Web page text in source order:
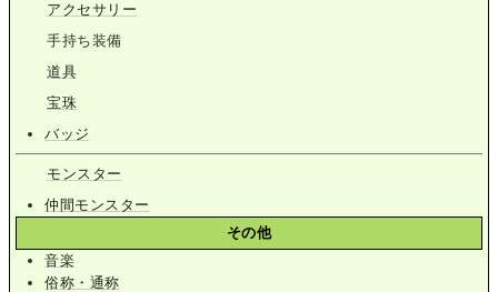
アクセサリー
手持ち装備
道具
宝珠
バッジ
モンスター
仲間モンスター
その他
音楽
俗称・通称